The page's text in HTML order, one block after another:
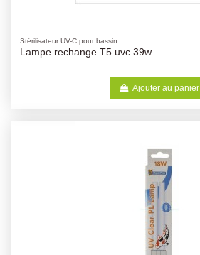
Stérilisateur UV-C pour bassin
Lampe rechange T5 uvc 39w
Ajouter au panier